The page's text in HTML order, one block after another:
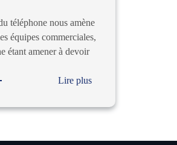
téléphone nous amène
équipes commerciales,
étant amener à devoir
Lire plus:
RELANCE